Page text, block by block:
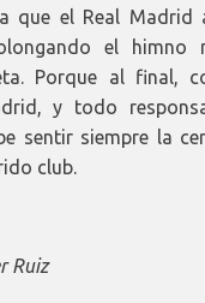
que el Real Madrid
el himno
Porque al final,
y todo
sentir siempre la
club.
Ruiz